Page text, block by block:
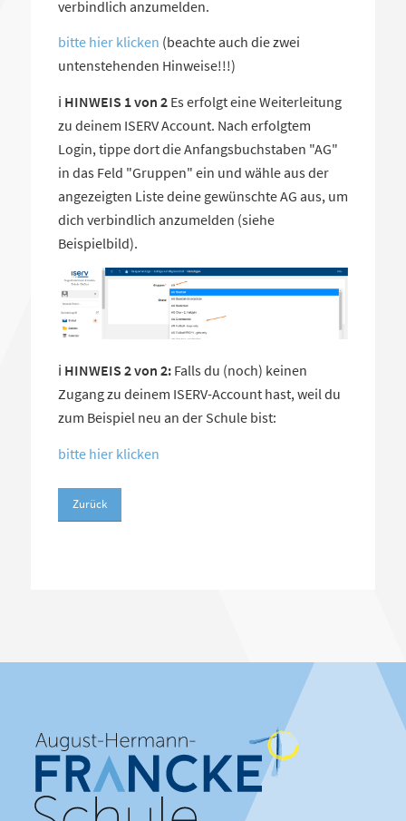
verbindlich anzumelden.
bitte hier klicken (beachte auch die zwei
untenstehenden Hinweise!!!)
ℹ️ HINWEIS 1 von 2Es erfolgt eine Weiterleitung
zu deinem ISERV Account. Nach erfolgtem
Login, tippe dort die Anfangsbuchstaben "AG"
in das Feld "Gruppen" ein und wähle aus der
angezeigten Liste deine gewünschte AG aus, um
dich verbindlich anzumelden (siehe
Beispielbild).
ℹ️ HINWEIS 2 von 2:Falls du (noch) keinen
Zugang zu deinem ISERV-Account hast, weil du
zum Beispiel neu an der Schule bist:
bitte hier klicken
Zurück